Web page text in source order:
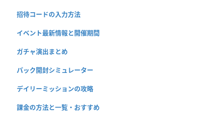
招待コードの入力方法
イベント最新情報と開催期間
ガチャ演出まとめ
パック開封シミュレーター
デイリーミッションの攻略
課金の方法と一覧・おすすめ